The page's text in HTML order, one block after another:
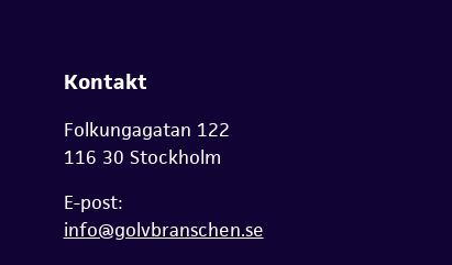
Kontakt
Folkungagatan 122
116 30 Stockholm
E-post:
info@golvbranschen.se